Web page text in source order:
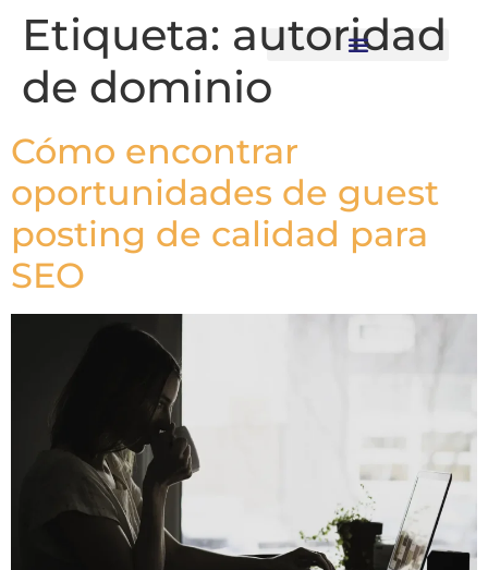
Etiqueta: autoridad
de dominio
Cómo encontrar
oportunidades de guest
posting de calidad para
SEO